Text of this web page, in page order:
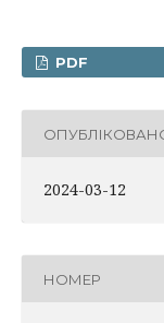
PDF
2024-03-12
НОМЕР